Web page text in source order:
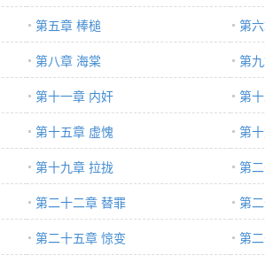
第五章 棒槌
第
第八章 海棠
第
第十一章 内奸
第
第十五章 虚愧
第
第十九章 拉拢
第
第二十二章 替罪
第
第二十五章 惊变
第